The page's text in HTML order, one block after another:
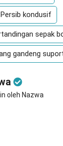
kondusif
sepak
gandeng
oleh Nazwa